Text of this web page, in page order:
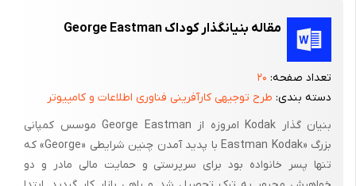
در مغایرت ریسمان را جا بجا کرده تا نقطه 100 سانتیمتر تکمیل
گردد.که در این صورت زاویه 90 درجه درست می شود .
قرنیز
دیوارنسب مس شودکه قرنیز نا میده می شود . تا شستشوی کف و
تنظیم گچ کاری دیوار ها آسان گردد.که در بیشتر ساختمان ها این قرنیز
حدود 10 سانتیمتر استفاده می شود که در این جا هم به همین صورت
مقاله بنیانگذار کوداک George Eastman
تعداد صفحه: ۲۰
دسته بندی: طرح توجیهی کارآفرینی فناوری اطلاعات و کامپیوتر
بنیان گذار Kodak امروزه از George Eastman موسس کمپانی
بزرگ «Eastman Kodak با پدید آمدن چنین شرایطی «George» که
تنها پسر خانواده بود برای سرپرستی و حمایت مالی مادر و دو